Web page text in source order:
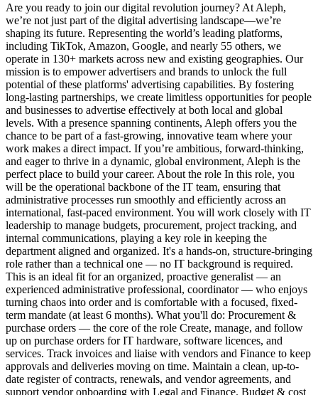
Are you ready to join our digital revolution journey? At Aleph,
we’re not just part of the digital advertising landscape—we’re
shaping its future. Representing the world’s leading platforms,
including TikTok, Amazon, Google, and nearly 55 others, we
operate in 130+ markets across new and existing geographies. Our
mission is to empower advertisers and brands to unlock the full
potential of these platforms' advertising capabilities. By fostering
long-lasting partnerships, we create limitless opportunities for people
and businesses to advertise effectively at both local and global
levels. With a presence spanning continents, Aleph offers you the
chance to be part of a fast-growing, innovative team where your
work makes a direct impact. If you’re ambitious, forward-thinking,
and eager to thrive in a dynamic, global environment, Aleph is the
perfect place to build your career. About the role In this role, you
will be the operational backbone of the IT team, ensuring that
administrative processes run smoothly and efficiently across an
international, fast-paced environment. You will work closely with IT
leadership to manage budgets, procurement, project tracking, and
internal communications, playing a key role in keeping the
department aligned and organized. It's a hands-on, structure-bringing
role rather than a technical one — no IT background is required.
This is an ideal fit for an organized, proactive generalist — an
experienced administrative professional, coordinator — who enjoys
turning chaos into order and is comfortable with a focused, fixed-
term mandate (at least 6 months). What you'll do: Procurement &
purchase orders — the core of the role Create, manage, and follow
up on purchase orders for IT hardware, software licences, and
services. Track invoices and liaise with vendors and Finance to keep
approvals and deliveries moving on time. Maintain a clean, up-to-
date register of contracts, renewals, and vendor agreements, and
support vendor onboarding with Legal and Finance. Budget & cost